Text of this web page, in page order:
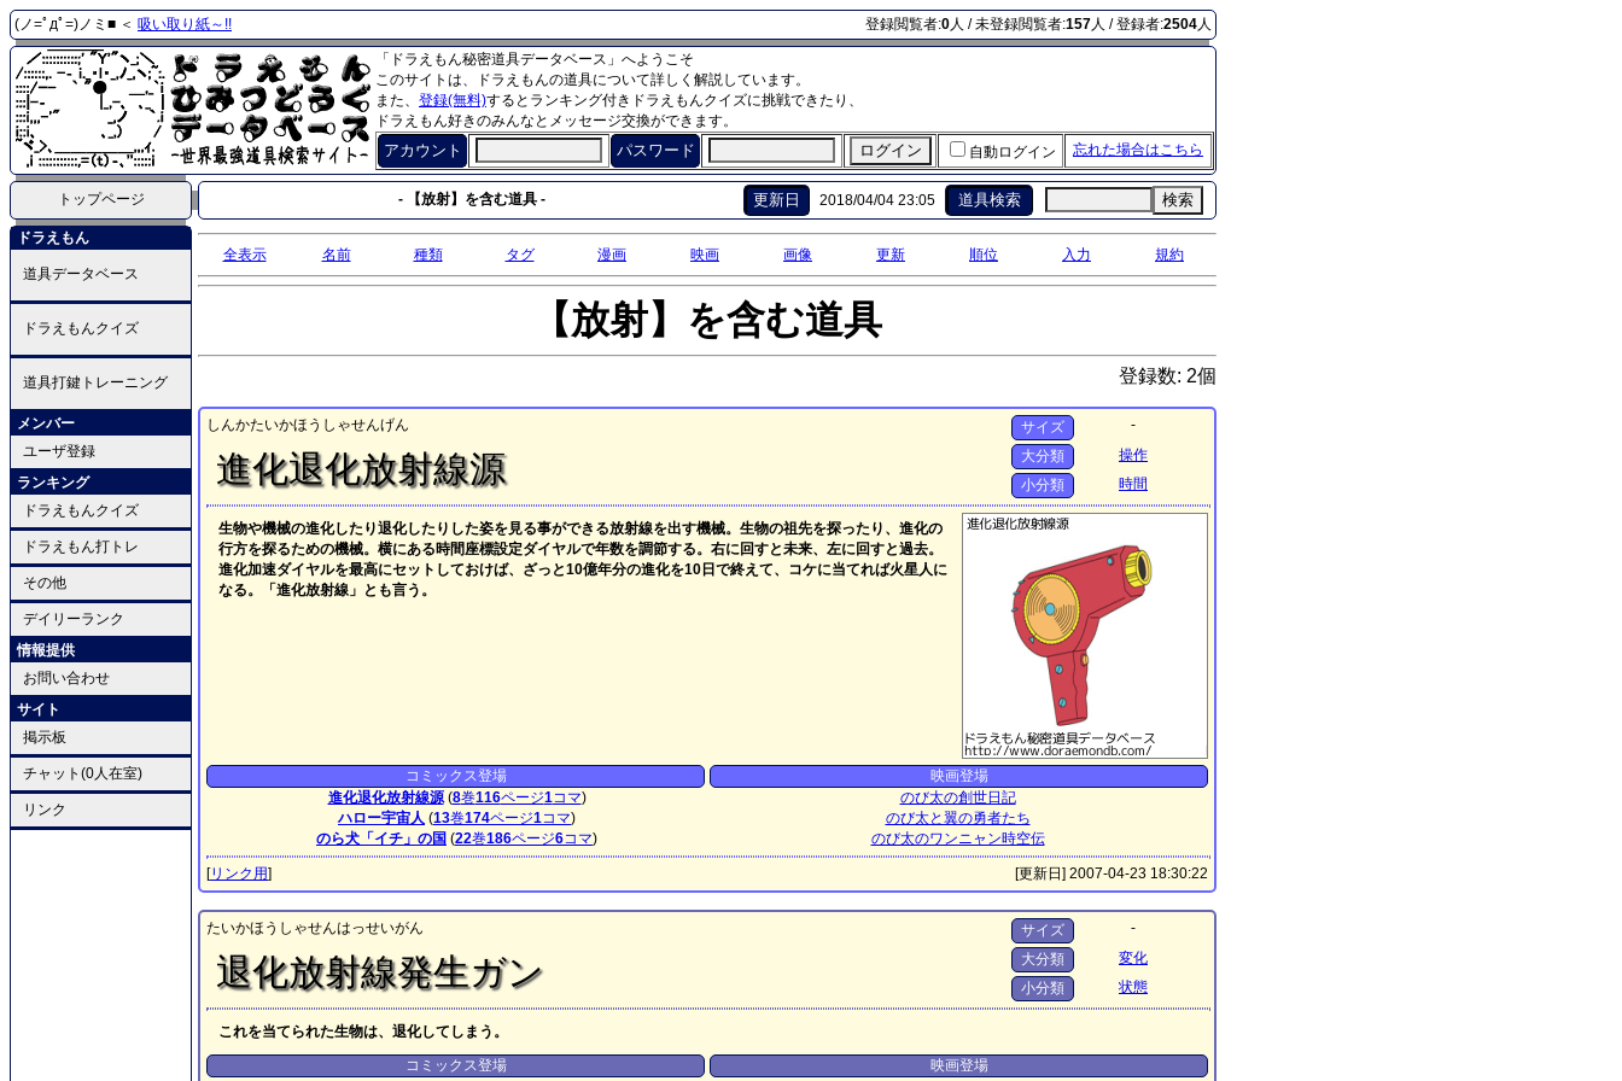
(ノ=ﾟдﾟ=)ノミ■ ＜ 吸い取り紙～!! 登録閲覧者:0人 / 未登録閲覧者:157人 / 登録者:2504人
「ドラえもん秘密道具データベース」へようこそ
このサイトは、ドラえもんの道具について詳しく解説しています。
また、 登録(無料)するとランキング付きドラえもんクイズに挑戦できたり、
ドラえもん好きのみんなとメッセージ交換ができます。
アカウント パスワード 自動ログイン 忘れた場合はこちら
トップページ - 【放射】を含む道具 - 更新日 2018/04/04 23:05 道具検索 検索
ドラえもん
道具データベース
ドラえもんクイズ
道具打鍵トレーニング
メンバー
ユーザ登録
ランキング
ドラえもんクイズ
ドラえもん打トレ
その他
デイリーランク
情報提供
お問い合わせ
サイト
掲示板
チャット(0人在室)
リンク
全表示 名前 種類 タグ 漫画 映画 画像 更新 順位 入力 規約
【放射】を含む道具
登録数: 2個
しんかたいかほうしゃせんげん
進化退化放射線源
サイズ
-
大分類
操作
小分類
時間
生物や機械の進化したり退化したりした姿を見る事ができる放射線を出す機械。生物の祖先を探ったり、進化の
行方を探るための機械。横にある時間座標設定ダイヤルで年数を調節する。右に回すと未来、左に回すと過去。
進化加速ダイヤルを最高にセットしておけば、ざっと10億年分の進化を10日で終えて、コケに当てれば火星人に
なる。「進化放射線」とも言う。
コミックス登場
進化退化放射線源(8巻116ページ1コマ)
ハロー宇宙人 (13巻174ページ1コマ)
のら犬「イチ」の国 (22巻186ページ6コマ)
映画登場
のび太の創世日記
のび太と翼の勇者たち
のび太のワンニャン時空伝
[リンク用] [更新日] 2007-04-23 18:30:22
たいかほうしゃせんはっせいがん
退化放射線発生ガン
サイズ
-
大分類
変化
小分類
状態
これを当てられた生物は、退化してしまう。
コミックス登場
映画登場